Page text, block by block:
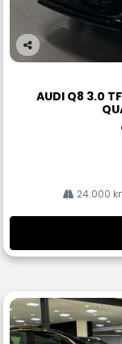
Co
AUDI Q8 3.0
24.000